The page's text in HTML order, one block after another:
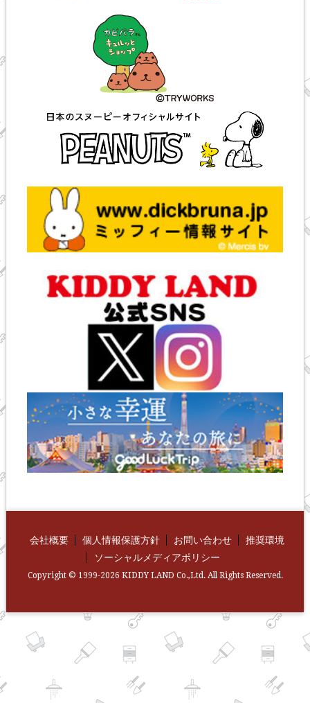
会社概要 個人情報保護方針 お問い合わせ
推奨環境
ソーシャルメディアポリシー
Copyright © 1999-2026 KIDDY LAND Co.,Ltd. All Rights Reserved.